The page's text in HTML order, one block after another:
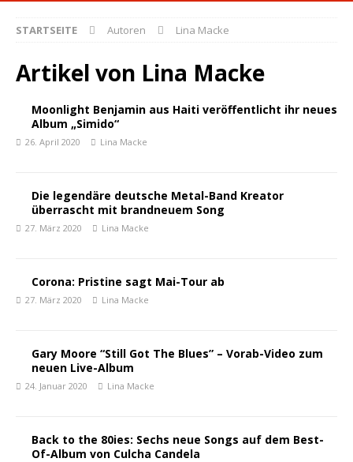
STARTSEITE Autoren Lina Macke
Artikel von Lina Macke
Moonlight Benjamin aus Haiti veröffentlicht ihr neues
Album „Simido“
26. April 2020 Lina Macke
Die legendäre deutsche Metal-Band Kreator
überrascht mit brandneuem Song
27. März 2020 Lina Macke
Corona: Pristine sagt Mai-Tour ab
27. März 2020 Lina Macke
Gary Moore “Still Got The Blues” – Vorab-Video zum
neuen Live-Album
24. Januar 2020 Lina Macke
Back to the 80ies: Sechs neue Songs auf dem Best-
Of-Album von Culcha Candela